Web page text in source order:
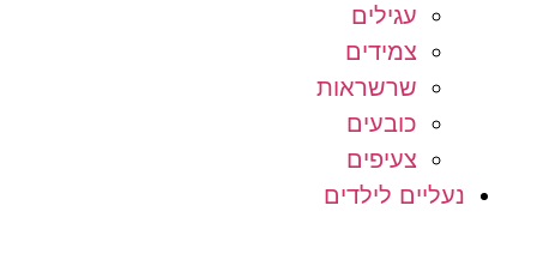
עגילים
צמידים
שרשראות
כובעים
צעיפים
נעליים לילדים